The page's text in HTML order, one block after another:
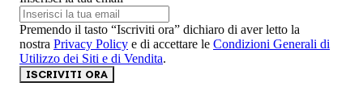
Premendo il tasto “Iscriviti ora” dichiaro di aver letto la
nostra Privacy Policy e di accettare le Condizioni Generali di
Utilizzo dei Siti e di Vendita.
ISCRIVITI ORA